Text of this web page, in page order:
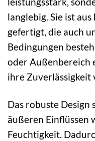
langlebig. Sie ist
gefertigt, die auch
Bedingungen
oder Außenbereich
ihre Zuverlässigkeit
Das robuste
äußeren Einflüssen
Feuchtigkeit.